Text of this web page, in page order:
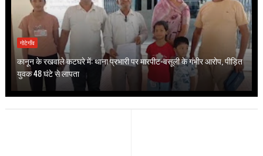
गोटेगाँव
कानून के रखवाले कटघरे में: थाना प्रभारी पर मारपीट-वसूली के गंभीर आरोप, पीड़ित
युवक 48 घंटे से लापता